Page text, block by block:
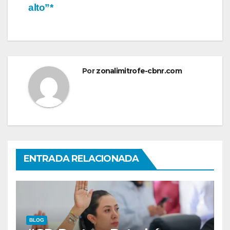
alto”*
Porzonalimitrofe-cbnr.com
ENTRADA RELACIONADA
BLOG